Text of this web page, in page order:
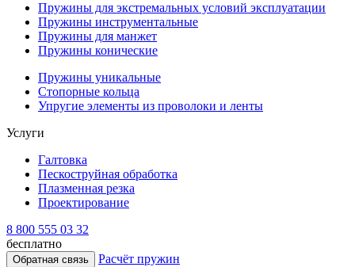
Пружины для экстремальных условий эксплуатации
Пружины инструментальные
Пружины для манжет
Пружины конические
Пружины уникальные
Стопорные кольца
Упругие элементы из проволоки и ленты
Услуги
Галтовка
Пескоструйная обработка
Плазменная резка
Проектирование
8 800 555 03 32
бесплатно
Обратная связь Расчёт пружин